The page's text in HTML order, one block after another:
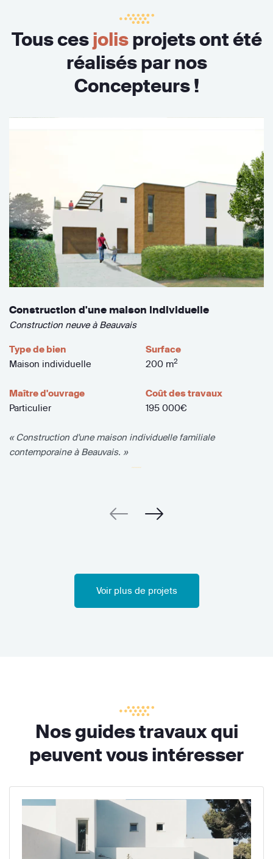
Tous cesjolisprojets ont été
réalisés par nos
Concepteurs !
Construction d'une maison individuelle
Construction neuve à Beauvais
Type de bien
Maison individuelle
Surface
200 m2
Maître d'ouvrage
Particulier
Coût des travaux
195 000€
« Construction d'une maison individuelle familiale
contemporaine à Beauvais. »
Voir plus de projets
Nos guides travaux qui
peuvent vous intéresser